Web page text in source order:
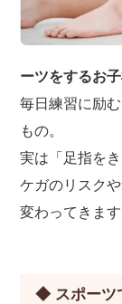
ーツをするお
毎日練習に励
もの。
実は「足指を
ケガのリスク
変わってきます
◆ スポーツ